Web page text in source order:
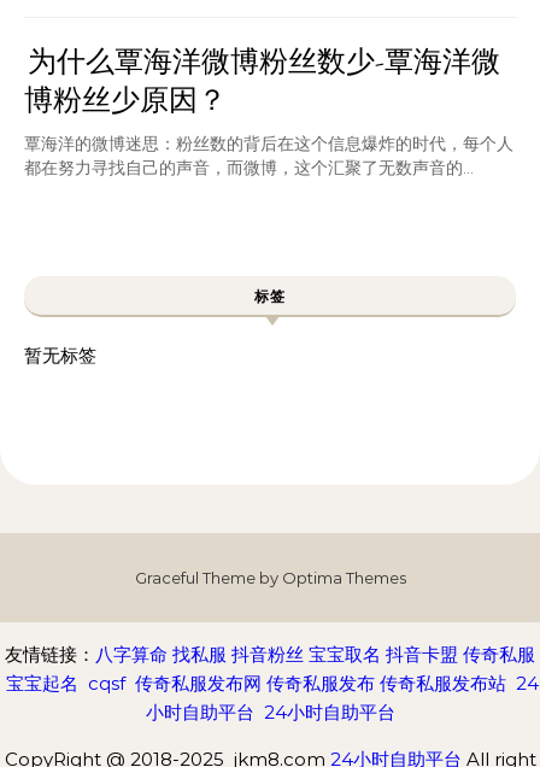
为什么覃海洋微博粉丝数少-覃海洋微
博粉丝少原因？
覃海洋的微博迷思：粉丝数的背后在这个信息爆炸的时代，每个人
都在努力寻找自己的声音，而微博，这个汇聚了无数声音的...
标签
暂无标签
Graceful Theme by Optima Themes
友情链接： 八字算命 找私服 抖音粉丝 宝宝取名 抖音卡盟 传奇私服
宝宝起名 cqsf 传奇私服发布网 传奇私服发布 传奇私服发布站 24
小时自助平台 24小时自助平台
CopyRight @ 2018-2025 jkm8.com 24小时自助平台 All right